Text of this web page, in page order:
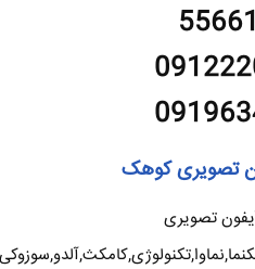
تصویری کوهک
تصویری